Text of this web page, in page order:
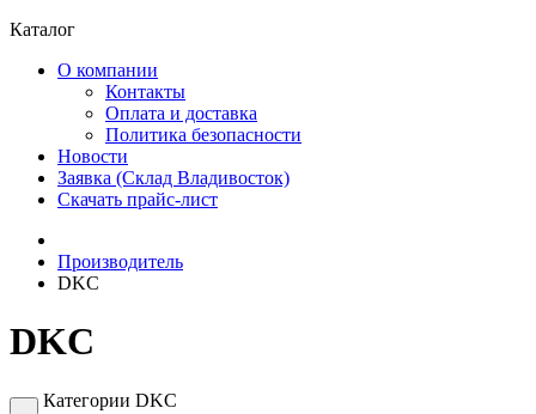
Каталог
О компании
Контакты
Оплата и доставка
Политика безопасности
Новости
Заявка (Склад Владивосток)
Скачать прайс-лист
Производитель
DKC
DKC
Категории DKC